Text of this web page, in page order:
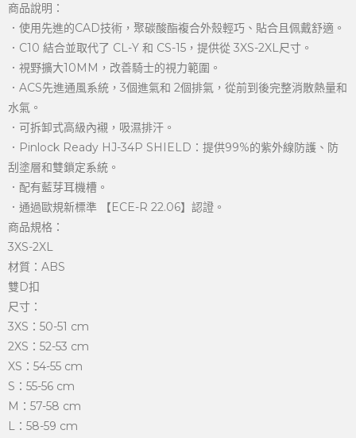
商品說明：
．使用先進的CAD技術，聚碳酸酯複合外殼輕巧、貼合且佩戴舒適。
．C10 結合並取代了 CL-Y 和 CS-15，提供從 3XS-2XL尺寸。
．視野擴大10MM，改善騎士的視力範圍。
．ACS先進通風系統，3個進氣和 2個排氣，從前到後完整消散熱量和
水氣。
．可拆卸式高級內襯，吸濕排汗。
．Pinlock Ready HJ-34P SHIELD：提供99%的紫外線防護、防
刮塗層和雙鎖定系統。
．配有藍芽耳機槽。
．通過歐規新標準 【ECE-R 22.06】認證。
商品規格：
3XS-2XL
材質：ABS
雙D扣
尺寸：
3XS：50-51 cm
2XS：52-53 cm
XS：54-55 cm
S：55-56 cm
M：57-58 cm
L：58-59 cm